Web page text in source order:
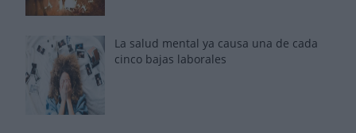
La salud mental ya causa una de cada
cinco bajas laborales